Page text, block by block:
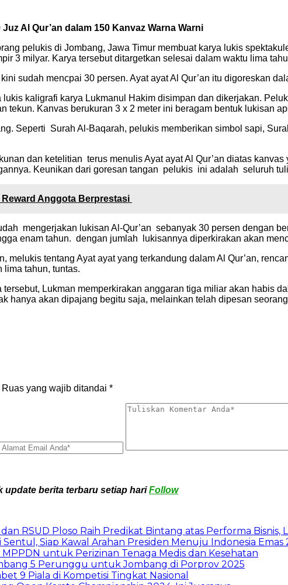
Al Qur’an dalam 150 Kanvaz Warna Warni
pelukis di Jombang, Jawa Timur membuat karya lukis
3 milyar. Karya tersebut ditargetkan selesai dalam waktu lima
sudah mencpai 30 persen. Ayat ayat Al Qur’an itu digoreskan
kaligrafi karya Lukmanul Hakim disimpan dan dikerjakan.
tekun. Kanvas berukuran 3 x 2 meter ini beragam bentuk lukisan
Seperti Surah Al-Baqarah, pelukis memberikan simbol sapi,
dan ketelitian terus menulis Ayat ayat Al Qur’an diatas
Keunikan dari goresan tangan pelukis ini adalah seluruh
Anggota Berprestasi
mengerjakan lukisan Al-Qur’an sebanyak 30 persen dengan
enam tahun. dengan jumlah lukisannya diperkirakan akan
melukis tentang Ayat ayat yang terkandung dalam Al Qur’an,
lima tahun, tuntas.
Lukman memperkirakan anggaran tiga miliar akan habis
hanya akan dipajang begitu saja, melainkan telah dipesan
Ruas yang wajib ditandai *
update berita terbaru setiap hariFollow
RSUD Ploso Raih Predikat Bintang atas Performa Bisnis,
Siap Kawal Arahan Presiden Menuju Indonesia Emas
untuk Perizinan Tenaga Medis dan Kesehatan
5 Perunggu untuk Jombang di Porprov 2025
9 Piala di Kompetisi Tingkat Nasional